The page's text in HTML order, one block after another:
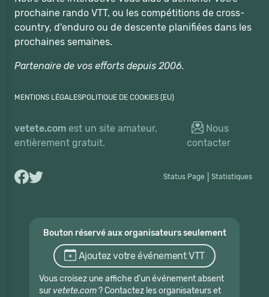
prochaine rando VTT, ou les compétitions de cross-
country, d'enduro ou de descente planifiées dans les
prochaines semaines.
Partenaire de vos efforts depuis 2006.
MENTIONS LÉGALESPOLITIQUE DE COOKIES (EU)
vetete.com est un site amateur,
entièrement gratuit.
Nous
contacter
Status Page Statistiques
Bouton réservé aux organisateurs seulement
Ajoutez votre événement VTT
Vous croisez une affiche d'un événement absent
sur vetete.com? Contactez les organisateurs et